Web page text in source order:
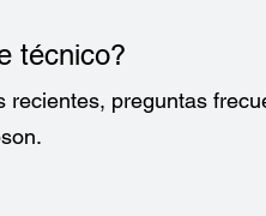
técnico?
recientes, preguntas